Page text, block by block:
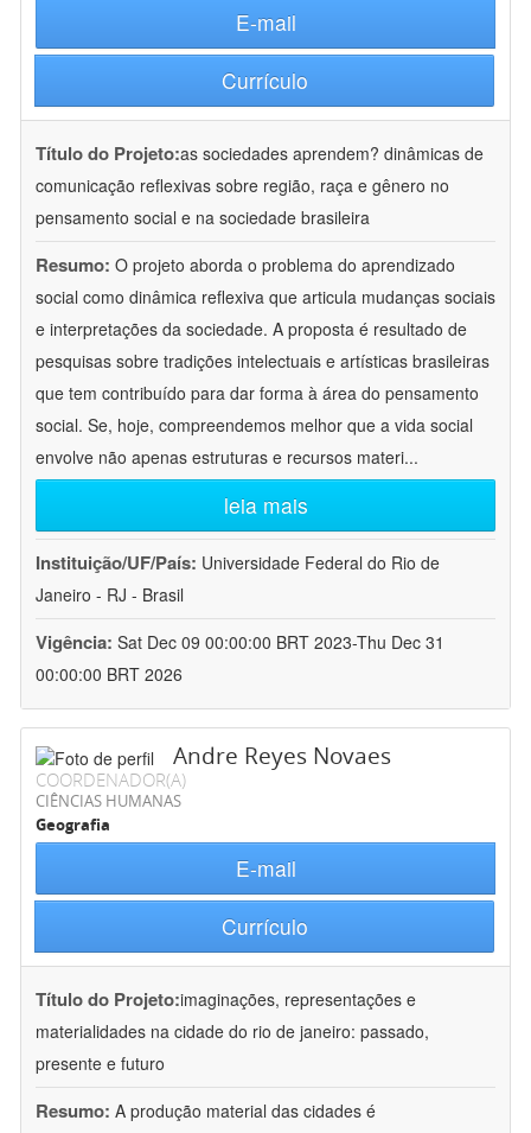
E-mail
Currículo
Título do Projeto:as sociedades aprendem? dinâmicas de
comunicação reflexivas sobre região, raça e gênero no
pensamento social e na sociedade brasileira
Resumo: O projeto aborda o problema do aprendizado
social como dinâmica reflexiva que articula mudanças sociais
e interpretações da sociedade. A proposta é resultado de
pesquisas sobre tradições intelectuais e artísticas brasileiras
que tem contribuído para dar forma à área do pensamento
social. Se, hoje, compreendemos melhor que a vida social
envolve não apenas estruturas e recursos materi...
leia mais
Instituição/UF/País: Universidade Federal do Rio de
Janeiro - RJ - Brasil
Vigência: Sat Dec 09 00:00:00 BRT 2023-Thu Dec 31
00:00:00 BRT 2026
Andre Reyes Novaes
COORDENADOR(A)
CIÊNCIAS HUMANAS
Geografia
E-mail
Currículo
Título do Projeto:imaginações, representações e
materialidades na cidade do rio de janeiro: passado,
presente e futuro
Resumo: A produção material das cidades é